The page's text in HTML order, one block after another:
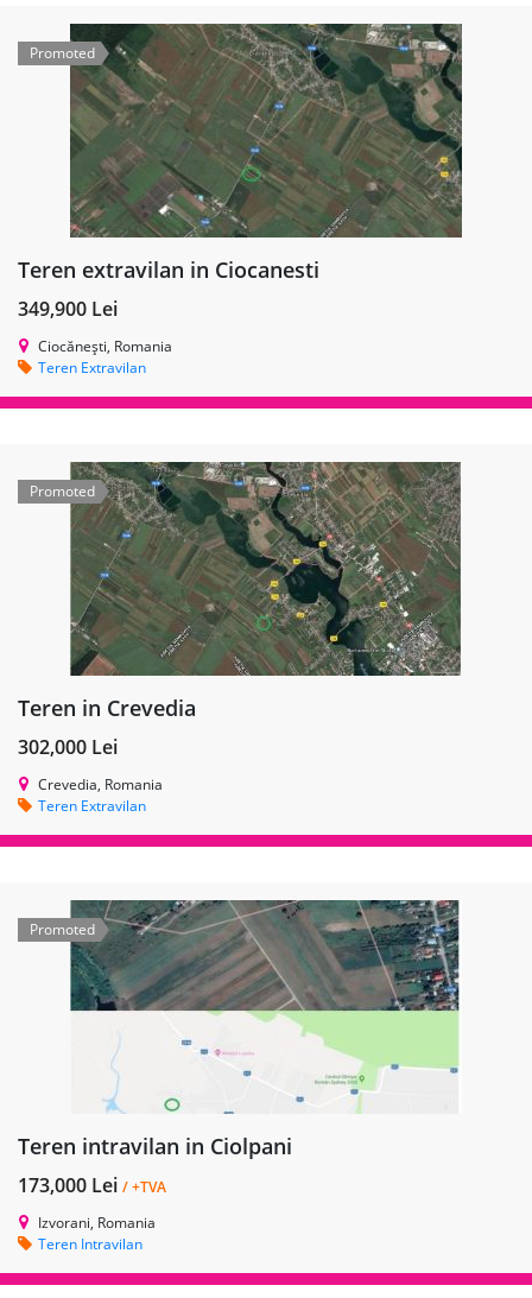
Promoted
Teren extravilan in Ciocanesti
349,900 Lei
Ciocănești, Romania
Teren Extravilan
Promoted
Teren in Crevedia
302,000 Lei
Crevedia, Romania
Teren Extravilan
Promoted
Teren intravilan in Ciolpani
173,000 Lei / +TVA
Izvorani, Romania
Teren Intravilan